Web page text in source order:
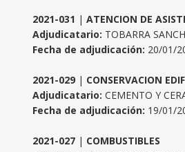
2021-031 | ATENCION DE
Adjudicatario: TOBARRA
Fecha de adjudicación: 20/01/
2021-029 | CONSERVACION
Adjudicatario: CEMENTO Y
Fecha de adjudicación: 19/01/
2021-027 | COMBUSTIBLES